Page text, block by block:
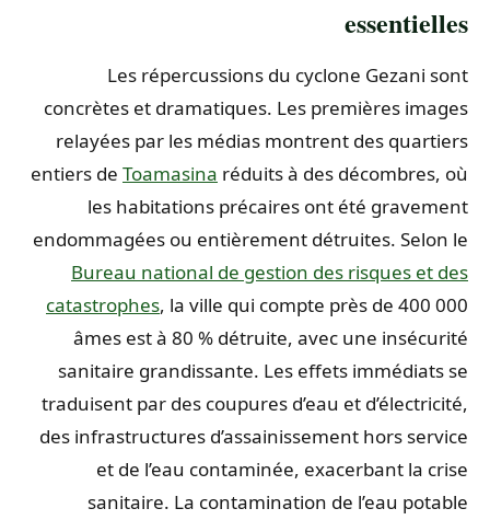
essentielles
Les répercussions du cyclone Gezani sont
concrètes et dramatiques. Les premières images
relayées par les médias montrent des quartiers
entiers deToamasina réduits à des décombres, où
les habitations précaires ont été gravement
endommagées ou entièrement détruites. Selon le
Bureau national de gestion des risques et des
catastrophes , la ville qui compte près de 400 000
âmes est à 80 % détruite, avec une insécurité
sanitaire grandissante. Les effets immédiats se
traduisent par des coupures d’eau et d’électricité,
des infrastructures d’assainissement hors service
et de l’eau contaminée, exacerbant la crise
sanitaire. La contamination de l’eau potable